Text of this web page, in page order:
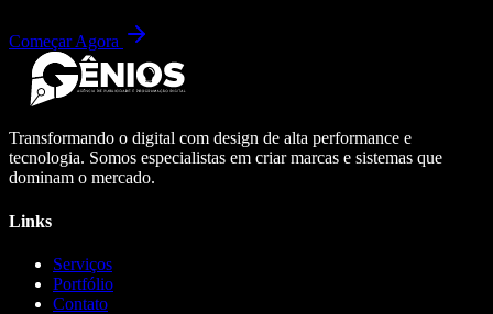
Começar Agora
Transformando o digital com design de alta performance e
tecnologia. Somos especialistas em criar marcas e sistemas que
dominam o mercado.
Links
Serviços
Portfólio
Contato